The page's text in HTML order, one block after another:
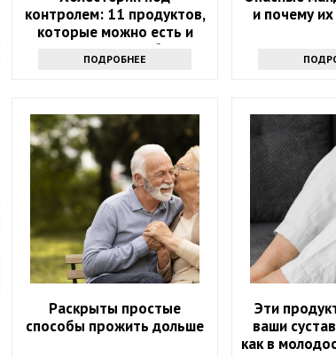
контролем: 11 продуктов,
которые можно есть и
которых стоит избегать
ПОДРОБНЕЕ
и почему их
Раскрыты простые
способы прожить дольше
Эти
ваши
как в